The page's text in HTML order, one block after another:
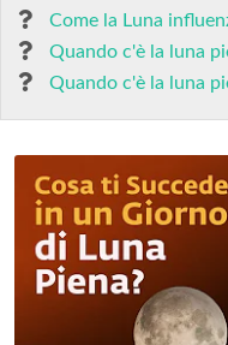
Come la Luna
Quando c'è la luna
Quando c'è la luna